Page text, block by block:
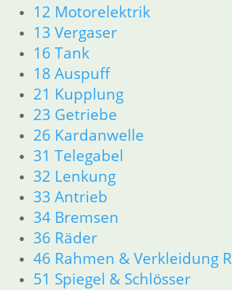
12 Motorelektrik
13 Vergaser
16 Tank
18 Auspuff
21 Kupplung
23 Getriebe
26 Kardanwelle
31 Telegabel
32 Lenkung
33 Antrieb
34 Bremsen
36 Räder
46 Rahmen & Verkleidung
51 Spiegel & Schlösser
11 Motor
12 Motorelektrik
13 Vergaser
16 Tank
18 Auspuff
21 Kupplung